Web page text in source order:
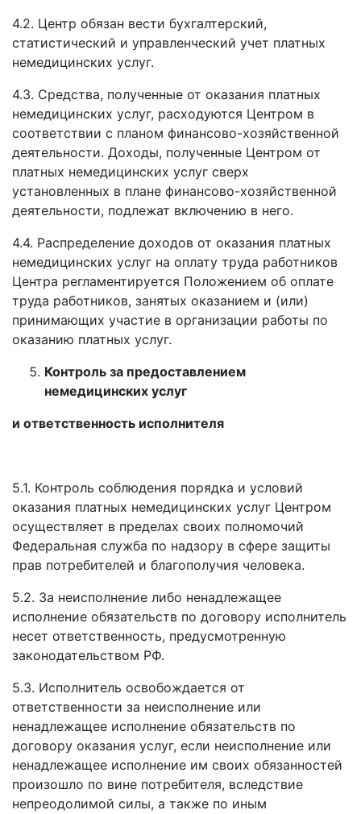
4.2. Центр обязан вести бухгалтерский,
статистический и управленческий учет платных
немедицинских услуг.
4.3. Средства, полученные от оказания платных
немедицинских услуг, расходуются Центром в
соответствии с планом финансово-хозяйственной
деятельности. Доходы, полученные Центром от
платных немедицинских услуг сверх
установленных в плане финансово-хозяйственной
деятельности, подлежат включению в него.
4.4. Распределение доходов от оказания платных
немедицинских услуг на оплату труда работников
Центра регламентируется Положением об оплате
труда работников, занятых оказанием и (или)
принимающих участие в организации работы по
оказанию платных услуг.
Контроль за предоставлением
немедицинских услуг
и ответственность исполнителя
5.1. Контроль соблюдения порядка и условий
оказания платных немедицинских услуг Центром
осуществляет в пределах своих полномочий
Федеральная служба по надзору в сфере защиты
прав потребителей и благополучия человека.
5.2. За неисполнение либо ненадлежащее
исполнение обязательств по договору исполнитель
несет ответственность, предусмотренную
законодательством РФ.
5.3. Исполнитель освобождается от
ответственности за неисполнение или
ненадлежащее исполнение обязательств по
договору оказания услуг, если неисполнение или
ненадлежащее исполнение им своих обязанностей
произошло по вине потребителя, вследствие
непреодолимой силы, а также по иным